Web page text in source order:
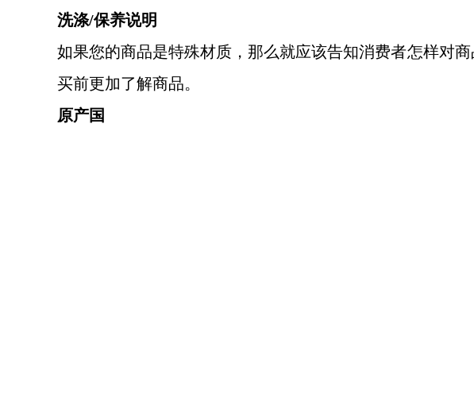
洗涤/保养说明
如果您的商品是特殊材质，那么就应该告知消费者怎样对
买前更加了解商品。
原产国